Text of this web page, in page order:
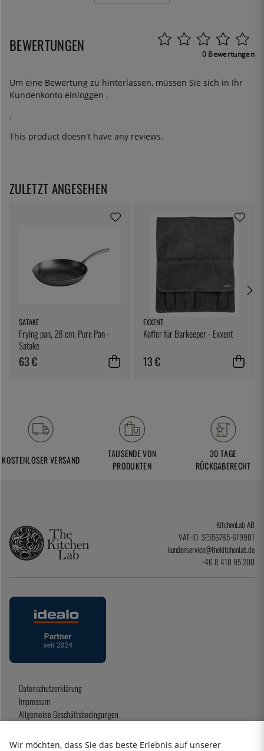
BEWERTUNGEN 0 Bewertungen
Um eine Bewertung zu hinterlassen, müssen Sie sich in Ihr
Kundenkonto einloggen .
.
This product doesn't have any reviews.
ZULETZT ANGESEHEN
SATAKE
Frying pan, 28 cm, Pure Pan -
Satake
63 €
EXXENT
Koffer für Barkeeper - Exxent
13 €
KOSTENLOSER VERSAND
TAUSENDE VON
PRODUKTEN
30 TAGE
RÜCKGABERECHT
KitchenLab AB
VAT-ID: SE556785-619901
kundenservice@thekitchenlab.de
+46 8 410 95 200
Datenschutzerklärung
Impressum
Allgemeine Geschäftsbedingungen
Wir möchten, dass Sie das beste Erlebnis auf unserer